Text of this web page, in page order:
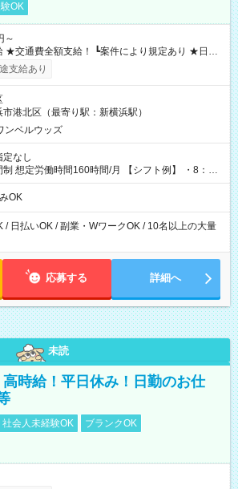
OK
～
あり） ┗働いたその日に現金GET♪ お仕事後はコ
払い分を引き落とせます！ 【試用期間】試
支給あり
港北区（最寄り駅：新横浜駅）
ンベルウッズ
なし
働時間160時間/月 【シフト例】 ・8：00
OK
/ 日払いOK / 副業・WワークOK / 10名以上の大量
応募する 詳細へ
未読
時給！平日休み！日勤のお仕
社会人未経験OK
ブランクOK